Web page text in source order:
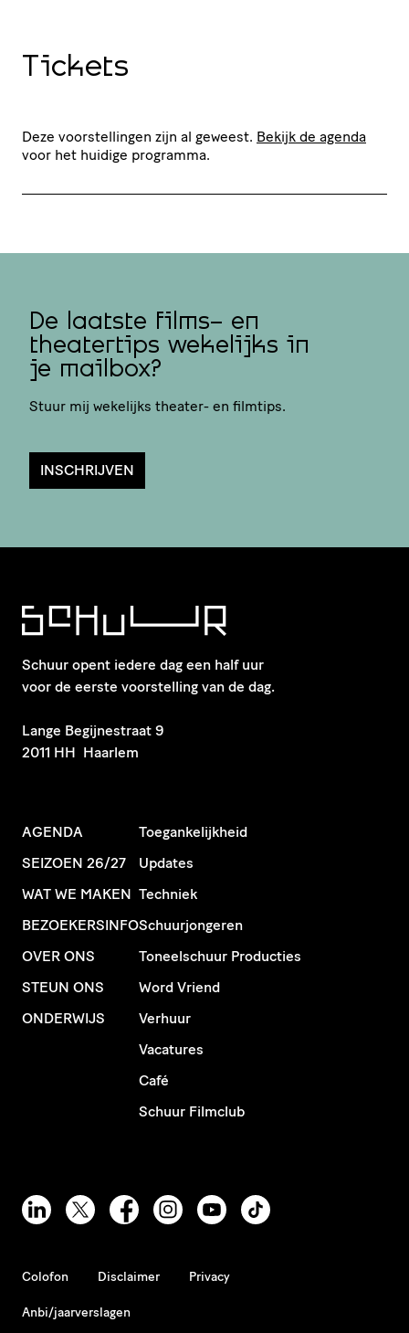
Tickets
Deze voorstellingen zijn al geweest. Bekijk de agenda
voor het huidige programma.
De laatste films- en
theatertips wekelijks in
je mailbox?
Stuur mij wekelijks theater- en filmtips.
INSCHRIJVEN
Schuur opent iedere dag een half uur
voor de eerste voorstelling van de dag.
​Lange Begijnestraat 9
2011 HH Haarlem
AGENDA
SEIZOEN 26/27
WAT WE MAKEN
BEZOEKERSINFO
OVER ONS
STEUN ONS
ONDERWIJS
Toegankelijkheid
Updates
Techniek
Schuurjongeren
Toneelschuur Producties
Word Vriend
Verhuur
Vacatures
Café
Schuur Filmclub
Colofon Disclaimer Privacy
Anbi/jaarverslagen